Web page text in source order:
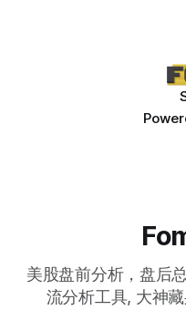
美股盘前分析，盘后
流分析工具, 大神